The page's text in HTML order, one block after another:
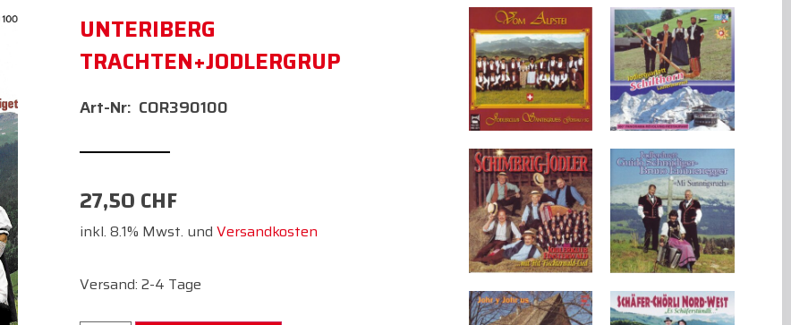
UNTERIBERG
TRACHTEN+JODLERGRUP
COR390100
27,50CHF
inkl. 8.1% Mwst. und Versandkosten
Versand: 2-4 Tage